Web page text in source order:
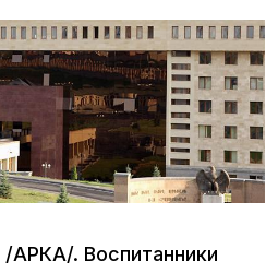
АРКА/. Воспитанники